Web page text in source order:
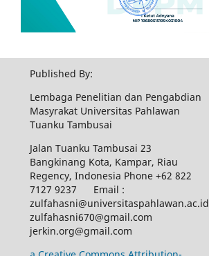
Published By:
Lembaga Penelitian dan Pengabdian
Masyrakat Universitas Pahlawan
Tuanku Tambusai
Jalan Tuanku Tambusai 23
Bangkinang Kota, Kampar, Riau
Regency, Indonesia Phone +62 822
7127 9237 Email :
zulfahasni@universitaspahlawan.ac.id
zulfahasni670@gmail.com
jerkin.org@gmail.com